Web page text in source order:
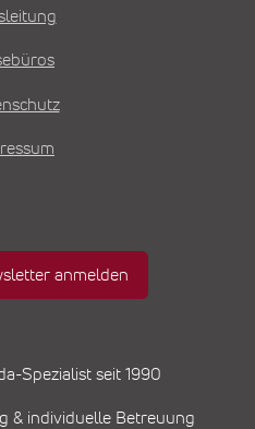
anmelden
Spezialist seit 1990
& individuelle Betreuung